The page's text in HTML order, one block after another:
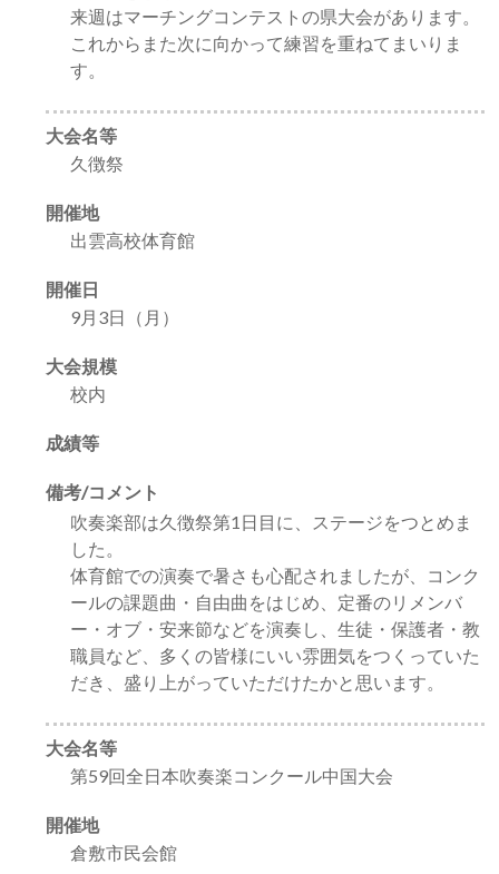
来週はマーチングコンテストの県大会があります。
これからまた次に向かって練習を重ねてまいりま
す。
大会名等
久徴祭
開催地
出雲高校体育館
開催日
9月3日（月）
大会規模
校内
成績等
備考/コメント
吹奏楽部は久徴祭第1日目に、ステージをつとめま
した。
体育館での演奏で暑さも心配されましたが、コンク
ールの課題曲・自由曲をはじめ、定番のリメンバ
ー・オブ・安来節などを演奏し、生徒・保護者・教
職員など、多くの皆様にいい雰囲気をつくっていた
だき、盛り上がっていただけたかと思います。
大会名等
第59回全日本吹奏楽コンクール中国大会
開催地
倉敷市民会館